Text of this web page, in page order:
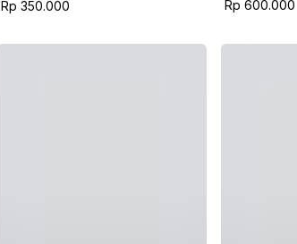
Rp 350.000 Rp 600.000